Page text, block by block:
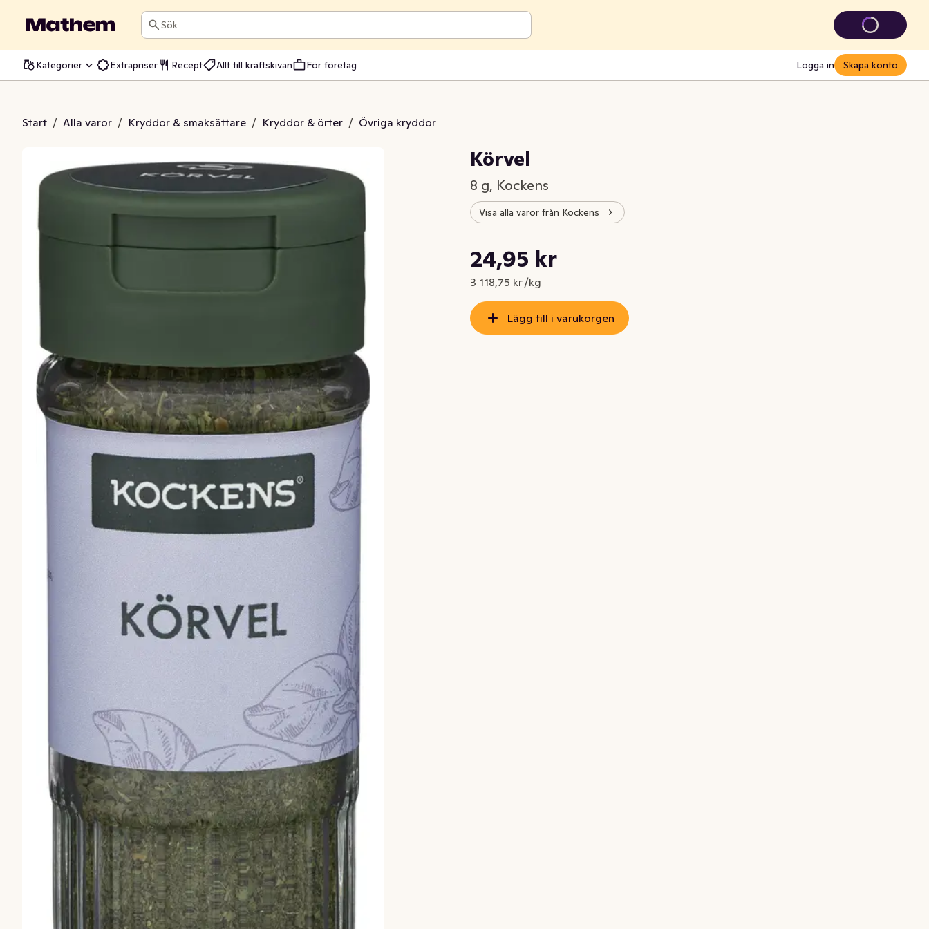
Sök
Kategorier Extrapriser Recept Allt till kräftskivan För företag Logga in Skapa konto
Start / Alla varor / Kryddor & smaksättare / Kryddor & örter / Övriga kryddor
Körvel
Körvel
8 g, Kockens
Visa alla varor från Kockens
Nuvarande pris är: 24,95 kr
24,95 kr
3 118,75 kr /kg
Styckpris: 3 118,75 kr /kg
Lägg till i varukorgen